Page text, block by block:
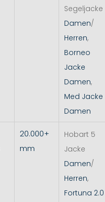
Segeljacke
Damen/
Herren,
Borneo
Jacke
Damen,
Med Jacke
Damen
20.000+
mm
Hobart 5
Jacke
Damen/
Herren,
Fortuna 2.0